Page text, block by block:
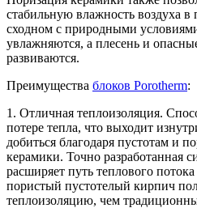
стабильную влажность воздуха
сходном с природными
увлажняются, а плесень и
развиваются.
Преимущества блоков Porotherm:
1. Отличная теплоизоляция.
потере тепла, что выходит
добиться благодаря пустотам и
керамики. Точно разработанная
расширяет путь теплового потока
пористый пустотелый кирпич
теплоизоляцию, чем